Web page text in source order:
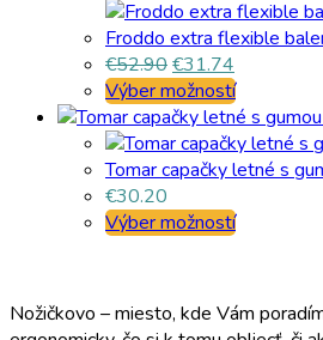
Froddo extra flexible
€52.90€31.74
Výber možností
Tomar capačky letné s
€30.20
Výber možností
Nožičkovo – miesto, kde Vám